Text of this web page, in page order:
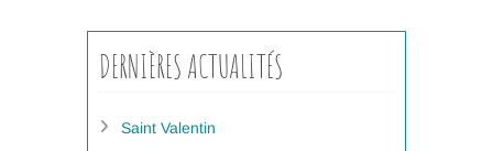
DERNIÈRES ACTUALITÉS
Saint Valentin